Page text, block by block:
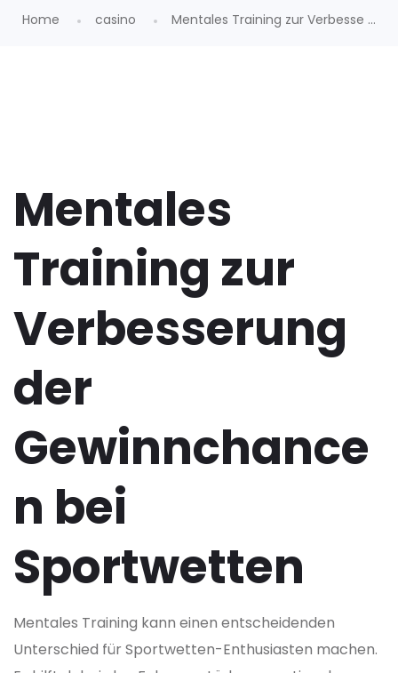
Home casino Mentales Training zur Verbesse ...
Mentales
Training zur
Verbesserung
der
Gewinnchance
n bei
Sportwetten
Mentales Training kann einen entscheidenden
Unterschied für Sportwetten-Enthusiasten machen.